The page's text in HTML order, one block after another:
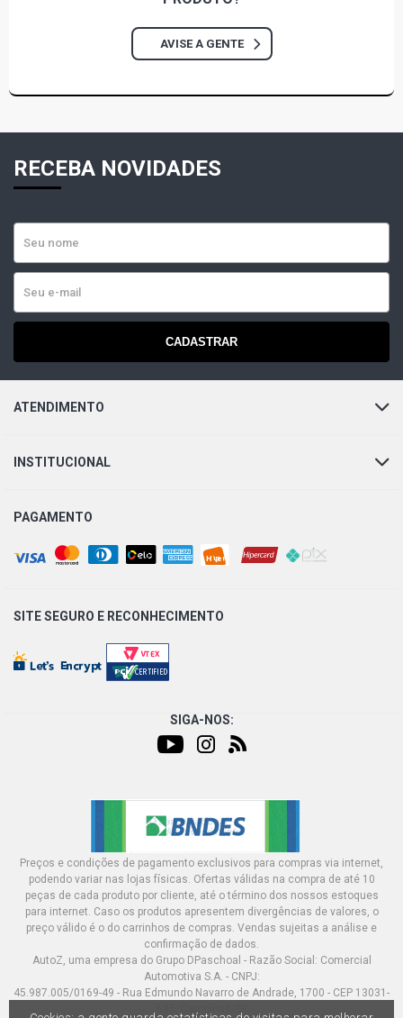
AVISE A GENTE
RECEBA NOVIDADES
CADASTRAR
ATENDIMENTO
INSTITUCIONAL
PAGAMENTO
SITE SEGURO E RECONHECIMENTO
SIGA-NOS:
Preços e condições de pagamento exclusivos para compras via internet,
podendo variar nas lojas físicas. Ofertas válidas na compra de até 10
peças de cada produto por cliente, até o término dos nossos estoques
para internet. Caso os produtos apresentem divergências de valores, o
preço válido é o do carrinhos de compras. Vendas sujeitas a análise e
confirmação de dados.
AutoZ, uma empresa do Grupo DPaschoal - Razão Social: Comercial
Automotiva S.A. - CNPJ:
45.987.005/0169-49 - Rua Edmundo Navarro de Andrade, 1700 - CEP 13031-